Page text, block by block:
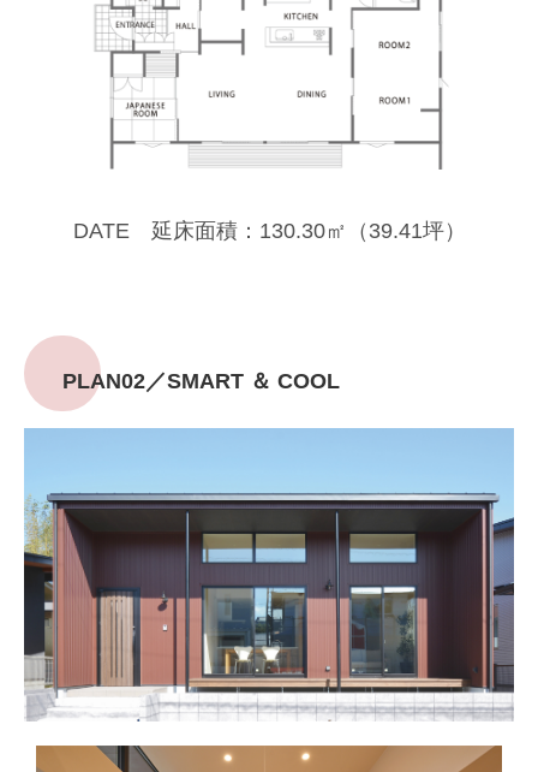
DATE 延床面積：130.30㎡（39.41坪）
PLAN02／SMART ＆ COOL